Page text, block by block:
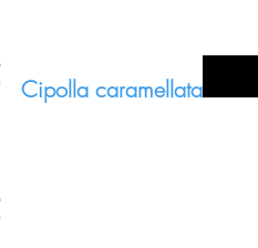
Cipolla caramellata